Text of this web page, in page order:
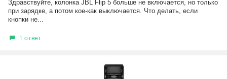
Здравствуйте, колонка JBL Flip 5 больше не включается, но только
при зарядке, а потом кое-как выключается. Что делать, если
кнопки не...
1 ответ